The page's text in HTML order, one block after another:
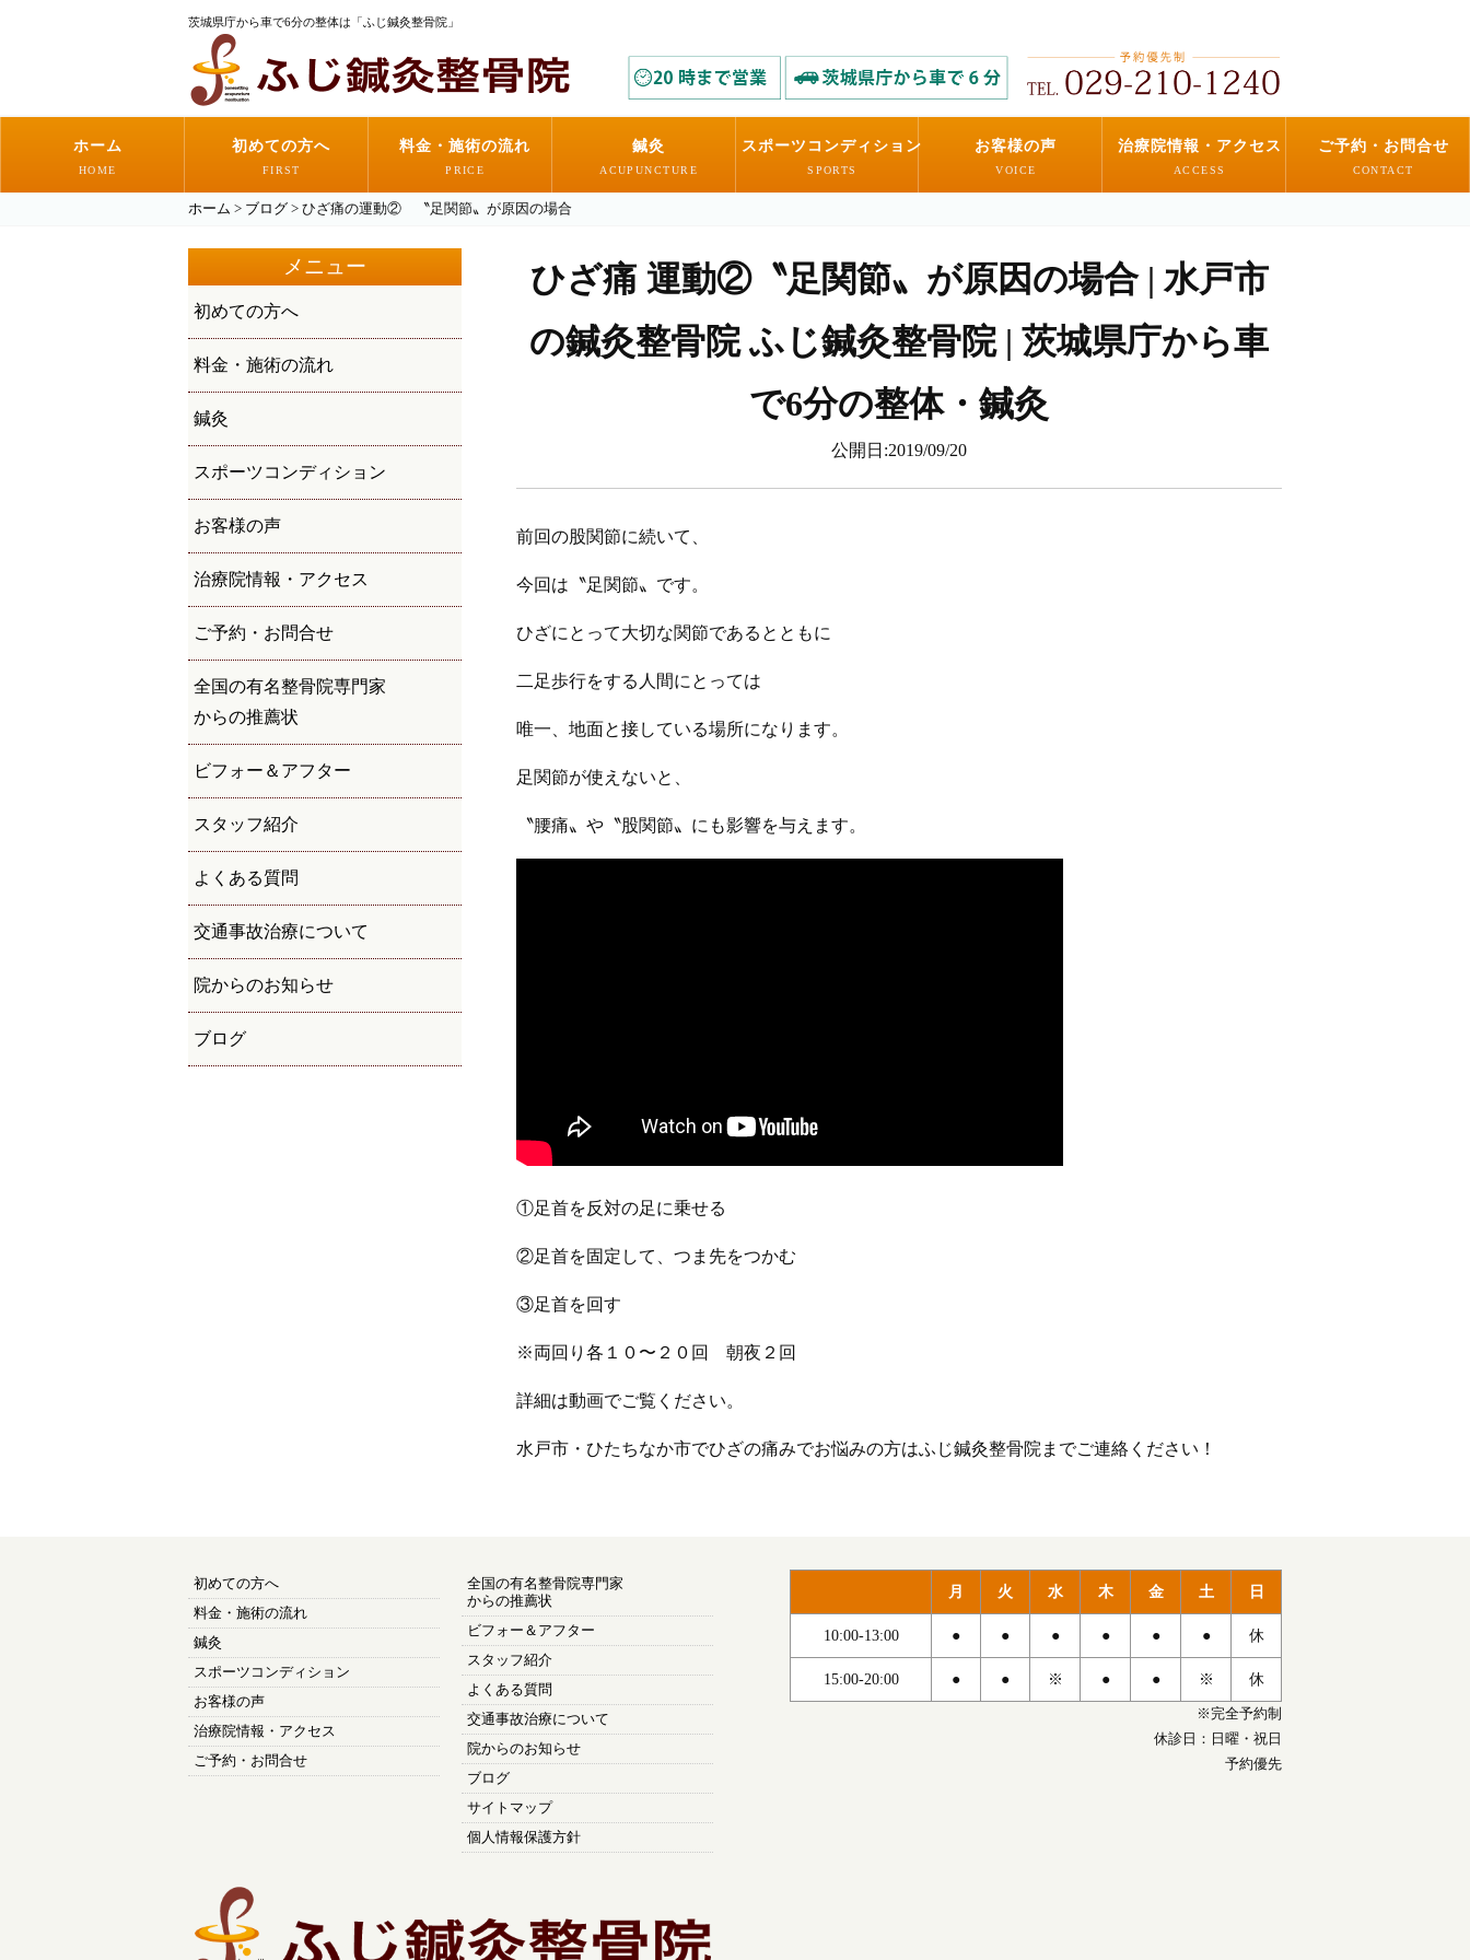
茨城県庁から車で6分の整体は「ふじ鍼灸整骨院」
ホーム
HOME
初めての方へ
FIRST
料金・施術の流れ
PRICE
鍼灸
ACUPUNCTURE
スポーツコンディション
SPORTS
お客様の声
VOICE
治療院情報・アクセス
ACCESS
ご予約・お問合せ
CONTACT
ホーム > ブログ > ひざ痛の運動② 〝足関節〟が原因の場合
メニュー
初めての方へ
料金・施術の流れ
鍼灸
スポーツコンディション
お客様の声
治療院情報・アクセス
ご予約・お問合せ
全国の有名整骨院専門家
からの推薦状
ビフォー＆アフター
スタッフ紹介
よくある質問
交通事故治療について
院からのお知らせ
ブログ
ひざ痛 運動②〝足関節〟が原因の場合 | 水戸市
の鍼灸整骨院 ふじ鍼灸整骨院 | 茨城県庁から車
で6分の整体・鍼灸
公開日:2019/09/20
前回の股関節に続いて、
今回は〝足関節〟です。
ひざにとって大切な関節であるとともに
二足歩行をする人間にとっては
唯一、地面と接している場所になります。
足関節が使えないと、
〝腰痛〟や〝股関節〟にも影響を与えます。
①足首を反対の足に乗せる
②足首を固定して、つま先をつかむ
③足首を回す
※両回り各１０〜２０回 朝夜２回
詳細は動画でご覧ください。
水戸市・ひたちなか市でひざの痛みでお悩みの方はふじ鍼灸整骨院までご連絡ください！
初めての方へ
料金・施術の流れ
鍼灸
スポーツコンディション
お客様の声
治療院情報・アクセス
ご予約・お問合せ
全国の有名整骨院専門家
からの推薦状
ビフォー＆アフター
スタッフ紹介
よくある質問
交通事故治療について
院からのお知らせ
ブログ
サイトマップ
個人情報保護方針
月 火 水 木 金 土 日
10:00-13:00 ● ● ● ● ● ● 休
15:00-20:00 ● ● ※ ● ● ※ 休
※完全予約制
休診日：日曜・祝日
予約優先